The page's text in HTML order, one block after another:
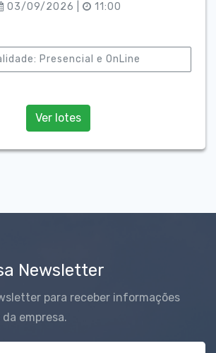
03/09/2026 | 11:00
Presencial e OnLine
Ver lotes
Newsletter
para receber informações
empresa.